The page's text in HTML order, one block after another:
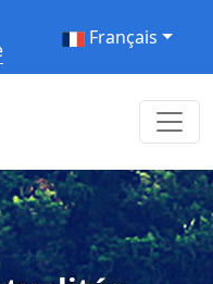
Français